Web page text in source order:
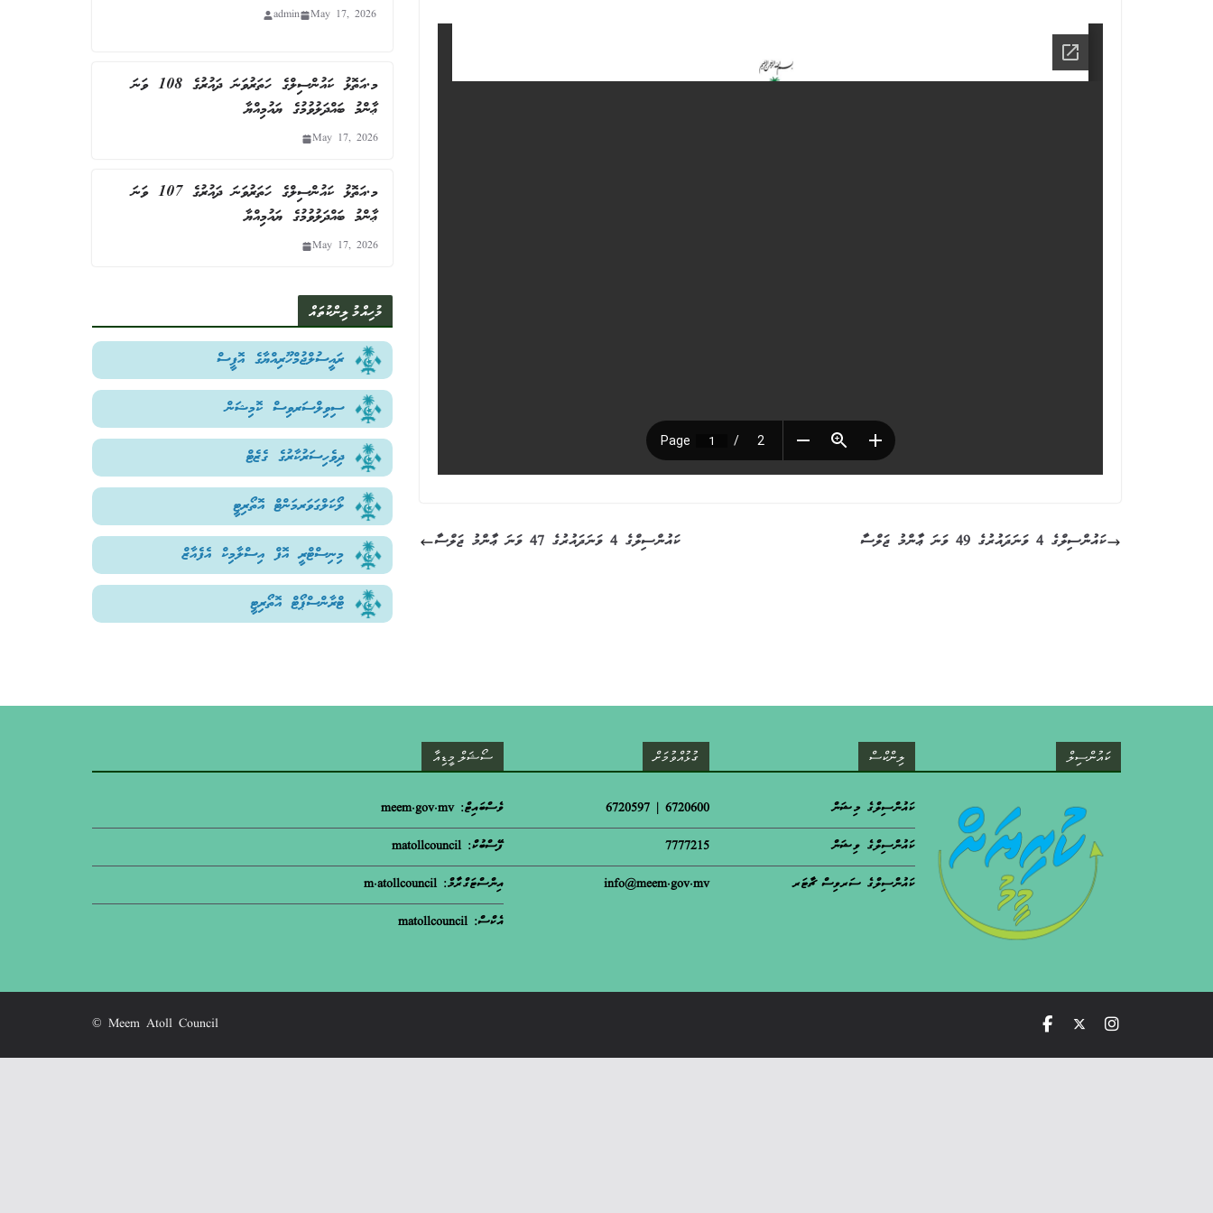
ކައުންސިލްގެ 4 ވަނަދައުރުގެ 47 ވަނަ ޢާންމު ޖަލްސާ ކައުންސިލްގެ 4 ވަނަދައުރުގެ 49 ވަނަ ޢާންމު ޖަލްސާ
May 17, 2026
admin
މ.އަތޮޅު ކައުންސިލްގެ ހަތަރުވަނަ ދައުރުގެ 108 ވަނަ
ޢާންމު ބައްދަލުވުމުގެ ޔައުމިއްޔާ
May 17, 2026
މ.އަތޮޅު ކައުންސިލްގެ ހަތަރުވަނަ ދައުރުގެ 107 ވަނަ
ޢާންމު ބައްދަލުވުމުގެ ޔައުމިއްޔާ
May 17, 2026
މުހިއްމު ލިންކުތައް
ރައީސުލްޖުމްހޫރިއްޔާގެ އޮފީސް
ސިވިލްސަރވިސް ކޮމިޝަން
ދިވެހިސަރުކާރުގެ ގެޒެޓް
ލޯކަލްގަވަރމަންޓް އޮތޯރިޓީ
މިނިސްޓްރީ އޮފް އިސްލާމިކް އެފެއާޒް
ޓްރާންސްޕޯޓް އޮތޯރިޓީ
ސޯޝަލް މީޑިއާ
ވެސްބައިޓް: meem.gov.mv
ފޭސްބުކް: matollcouncil
އިންސްޓަގްރާމް: m.atollcouncil
އެކްސް: matollcouncil
ގުޅުއްވުމަށް
6720600 | 6720597
7777215
info@meem.gov.mv
ލިންކްސް
ކައުންސިލްގެ މިޝަން
ކައުންސިލްގެ ވިޝަން
ކައުންސިލްގެ ސަރވިސް ޗާޓަރ
ކައުންސިލް